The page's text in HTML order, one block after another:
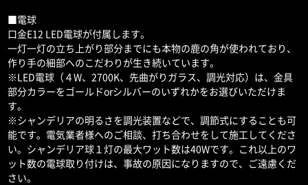
■電球
口金E12 LED電球が付属します。
一灯一灯の立ち上がり部分までにも本物の鹿の角が使われており、
作り手の細部へのこだわりが生き続いています。
※LED電球（４W、2700K、先曲がりガラス、調光対応）は、金具
部分カラーをゴールドorシルバーのいずれかをお選びいただけま
す。
※シャンデリアの明るさを調光装置などで、調節式にすることも可
能です。電気業者様へのご相談、打ち合わせをして施工してくださ
い。シャンデリア球１灯の最大ワット数は40Wです。これ以上のワ
ット数の電球取り付けは、事故の原因になりますので、ご遠慮くだ
さい。